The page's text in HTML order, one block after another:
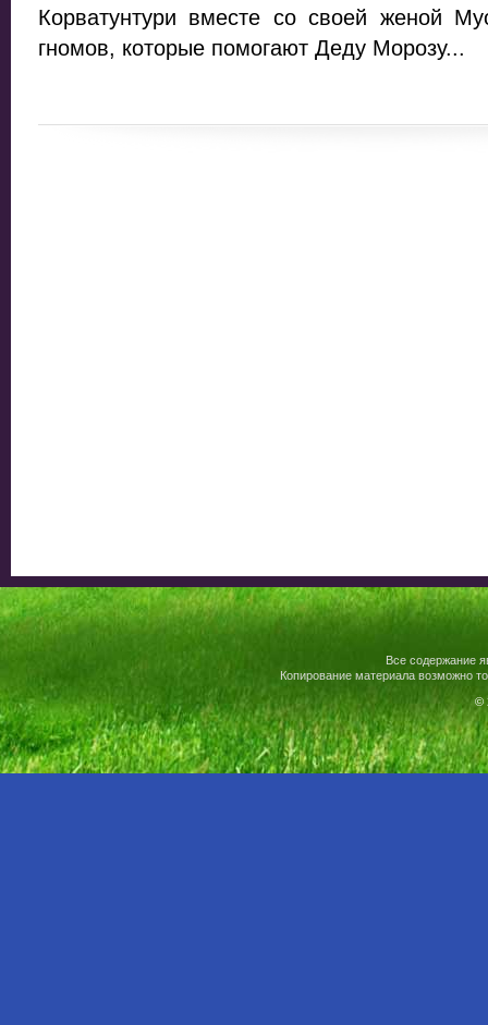
Корватунтури вместе со своей женой
гномов, которые помогают Деду Морозу...
Все содержание
Копирование материала возможно
©